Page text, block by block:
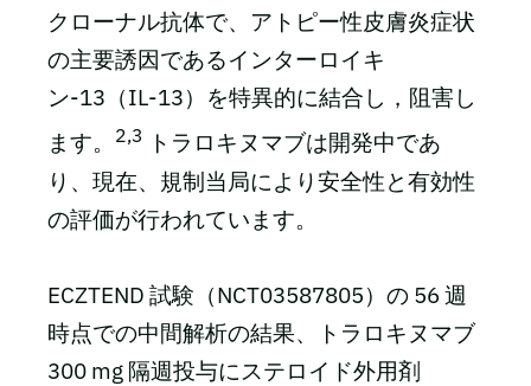
クローナル抗体で、アトピー性皮膚炎症状
の主要誘因であるインターロイキ
ン-13（IL-13）を特異的に結合し，阻害し
ます。
2,3
トラロキヌマブは開発中であ
り、現在、規制当局により安全性と有効性
の評価が行われています。
ECZTEND 試験（NCT03587805）の 56 週
時点での中間解析の結果、トラロキヌマブ
300 mg 隔週投与にステロイド外用剤